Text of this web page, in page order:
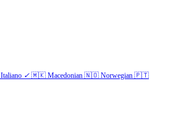
Italiano ✓ 🇲🇰 Macedonian 🇳🇴 Norwegian 🇵🇹